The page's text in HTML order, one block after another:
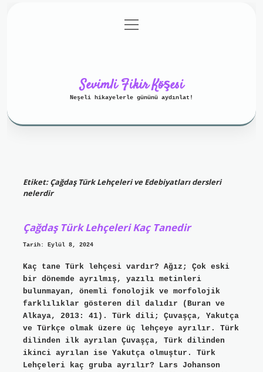
Gizlilik Politikası
menüyü
aç
Sevimli Fikir Köşesi
Neşeli hikayelerle gününü aydınlat!
Etiket:Çağdaş Türk Lehçeleri ve Edebiyatları dersleri
nelerdir
Çağdaş Türk Lehçeleri Kaç Tanedir
Tarih: Eylül 8, 2024
Kaç tane Türk lehçesi vardır? Ağız; Çok eski
bir dönemde ayrılmış, yazılı metinleri
bulunmayan, önemli fonolojik ve morfolojik
farklılıklar gösteren dil dalıdır (Buran ve
Alkaya, 2013: 41). Türk dili; Çuvaşça, Yakutça
ve Türkçe olmak üzere üç lehçeye ayrılır. Türk
dilinden ilk ayrılan Çuvaşça, Türk dilinden
ikinci ayrılan ise Yakutça olmuştur. Türk
Lehçeleri kaç gruba ayrılır? Lars Johanson